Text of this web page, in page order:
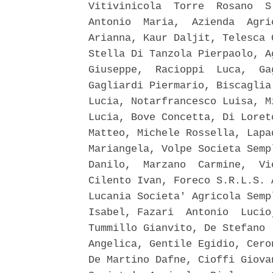
Vitivinicola  Torre  Rosano
Antonio  Maria,  Azienda
Arianna, Kaur Daljit, Telesca
Stella Di Tanzola Pierpaolo,
Giuseppe,  Racioppi  Luca,
Gagliardi Piermario,
Lucia, Notarfrancesco
Lucia, Bove Concetta, Di
Matteo, Michele Rossella,
Mariangela, Volpe Societa
Danilo,  Marzano  Carmine,
Cilento Ivan, Foreco S.R.L.S.
Lucania Societa' Agricola
Isabel, Fazari  Antonio
Tummillo Gianvito, De
Angelica, Gentile Egidio,
De Martino Dafne, Cioffi